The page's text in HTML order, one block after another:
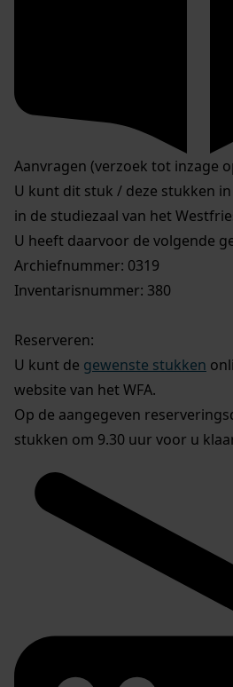
Aanvragen (verzoek tot inzage
U kunt dit stuk / deze stukken
in de studiezaal van het
U heeft daarvoor de volgende
Archiefnummer: 0319
Inventarisnummer: 380
Reserveren:
U kunt de gewenste stukken
website van het WFA.
Op de aangegeven
stukken om 9.30 uur voor u